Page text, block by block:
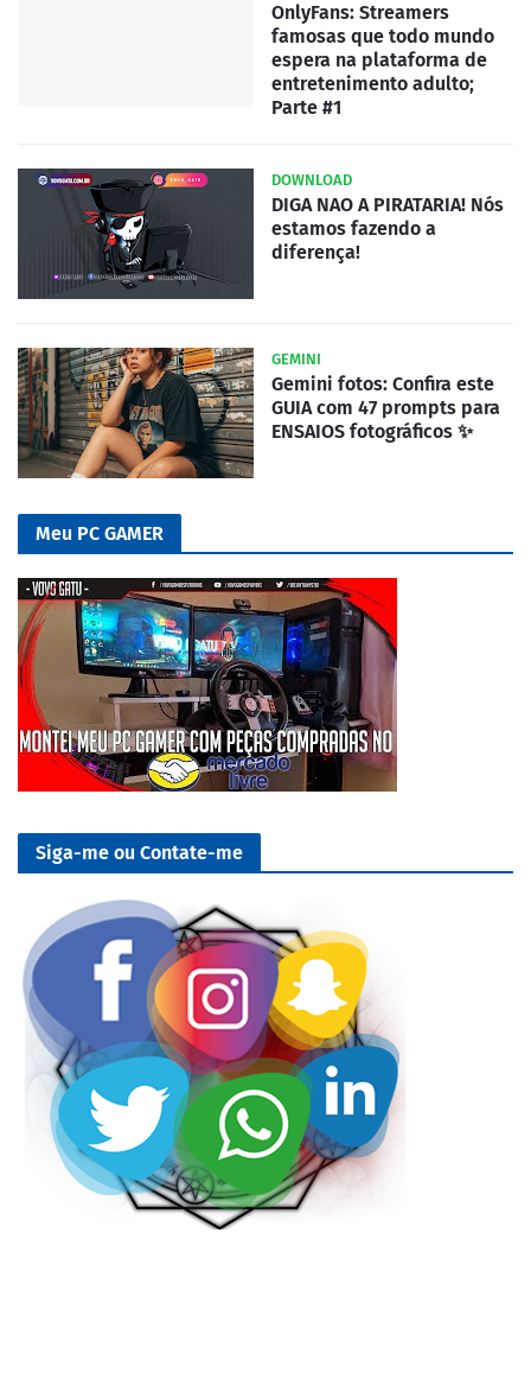
OnlyFans: Streamers
famosas que todo mundo
espera na plataforma de
entretenimento adulto;
Parte #1
DOWNLOAD
DIGA NAO A PIRATARIA! Nós
estamos fazendo a
diferença!
GEMINI
Gemini fotos: Confira este
GUIA com 47 prompts para
ENSAIOS fotográficos ✨
Meu PC GAMER
Siga-me ou Contate-me